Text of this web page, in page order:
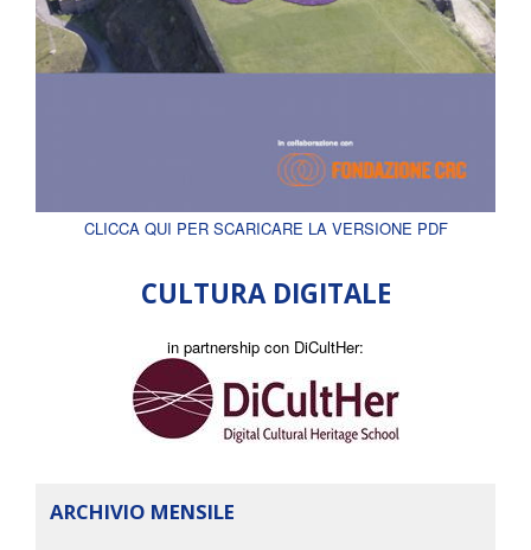
CLICCA QUI PER SCARICARE LA VERSIONE PDF
CULTURA DIGITALE
in partnership con DiCultHer:
ARCHIVIO MENSILE